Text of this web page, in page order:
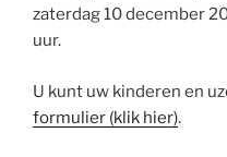
zaterdag 10 december
uur.
U kunt uw kinderen en
formulier (klik hier).